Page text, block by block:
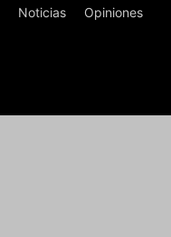
Noticias Opiniones